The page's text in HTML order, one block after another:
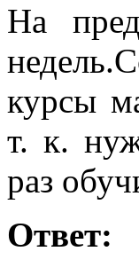
На
курсы
т. к.
раз
Ответ: